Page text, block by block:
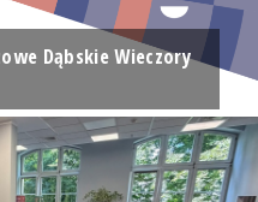
Dąbskie Wieczory